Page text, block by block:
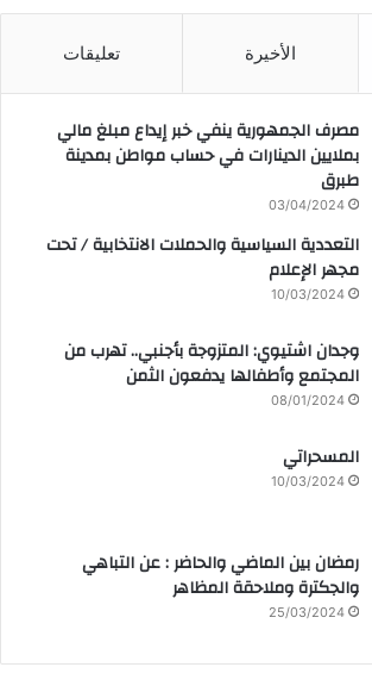
الأخيرة تعليقات
مصرف الجمهورية ينفي خبر إيداع مبلغ مالي
بملايين الدينارات في حساب مواطن بمدينة
طبرق
03/04/2024
التعددية السياسية والحملات الانتخابية / تحت
مجهر الإعلام
10/03/2024
وجدان اشتيوي: المتزوجة بأجنبي.. تهرب من
المجتمع وأطفالها يدفعون الثمن
08/01/2024
المسحراتي
10/03/2024
رمضان بين الماضي والحاضر : عن التباهي
والجكترة وملاحقة المظاهر
25/03/2024